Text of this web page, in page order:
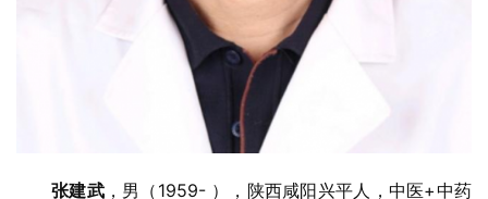
张建武，男（1959- ），陕西咸阳兴平人，中医+中药